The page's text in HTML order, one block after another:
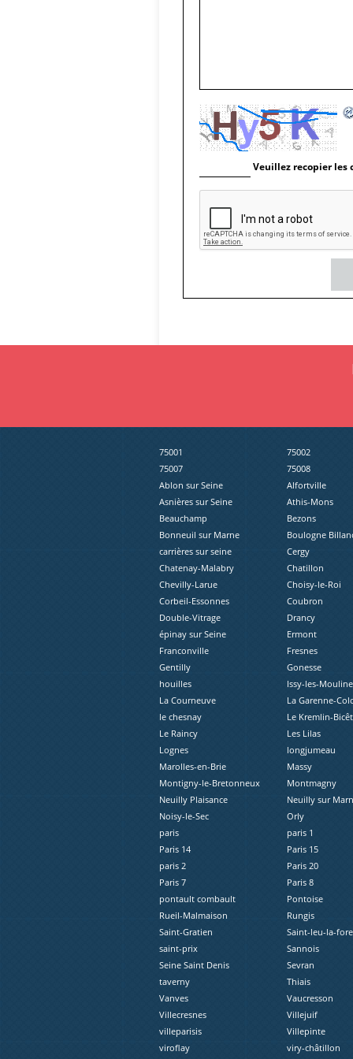
Veuillez recopier les
75001
75002
75007
75008
Ablon sur Seine
Alfortville
Asnières sur Seine
Athis-Mons
Beauchamp
Bezons
Bonneuil sur Marne
Boulogne
carrières sur seine
Cergy
Chatenay-Malabry
Chatillon
Chevilly-Larue
Choisy-le-Roi
Corbeil-Essonnes
Coubron
Double-Vitrage
Drancy
épinay sur Seine
Ermont
Franconville
Fresnes
Gentilly
Gonesse
houilles
Issy-les-
La Courneuve
La Garenne-
le chesnay
Le Kremlin-
Le Raincy
Les Lilas
Lognes
longjumeau
Marolles-en-Brie
Massy
Montigny-le-Bretonneux
Montmagny
Neuilly Plaisance
Neuilly sur
Noisy-le-Sec
Orly
paris
paris 1
Paris 14
Paris 15
paris 2
Paris 20
Paris 7
Paris 8
pontault combault
Pontoise
Rueil-Malmaison
Rungis
Saint-Gratien
Saint-leu-la-
saint-prix
Sannois
Seine Saint Denis
Sevran
taverny
Thiais
Vanves
Vaucresson
Villecresnes
Villejuif
villeparisis
Villepinte
viroflay
viry-châtillon